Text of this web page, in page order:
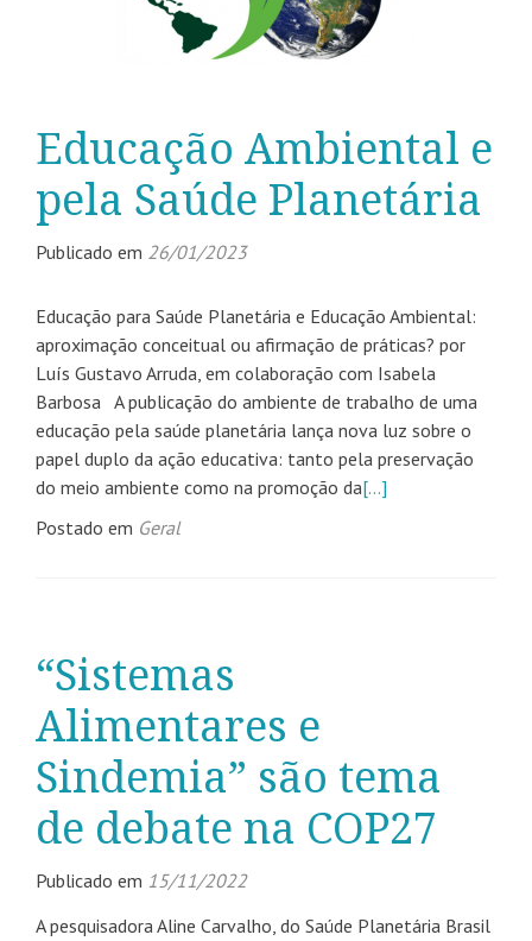
Educação Ambiental e
pela Saúde Planetária
Publicado em 26/01/2023
Educação para Saúde Planetária e Educação Ambiental:
aproximação conceitual ou afirmação de práticas? por
Luís Gustavo Arruda, em colaboração com Isabela
Barbosa A publicação do ambiente de trabalho de uma
educação pela saúde planetária lança nova luz sobre o
papel duplo da ação educativa: tanto pela preservação
do meio ambiente como na promoção da[…]
Postado em Geral
“Sistemas
Alimentares e
Sindemia” são tema
de debate na COP27
Publicado em 15/11/2022
A pesquisadora Aline Carvalho, do Saúde Planetária Brasil